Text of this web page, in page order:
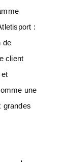
:
de
client
une
grandes